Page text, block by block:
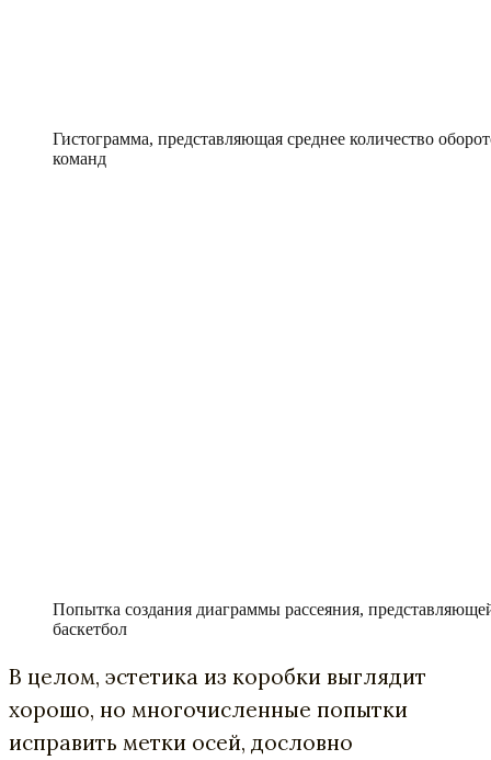
Гистограмма, представляющая среднее количество
команд
Попытка создания диаграммы рассеяния,
баскетбол
В целом, эстетика из коробки выглядит
хорошо, но многочисленные попытки
исправить метки осей, дословно